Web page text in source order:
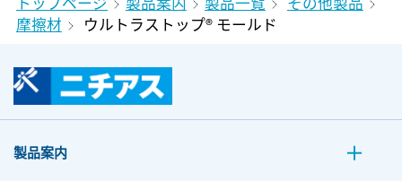
摩擦材
ウルトラストップ® モールド
製品案内